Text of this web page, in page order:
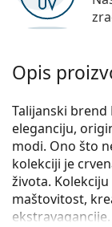
Opis
Talijanski brend
eleganciju,
modi. Ono što
kolekciji je
života.
maštovitost,
ekstravagancije.